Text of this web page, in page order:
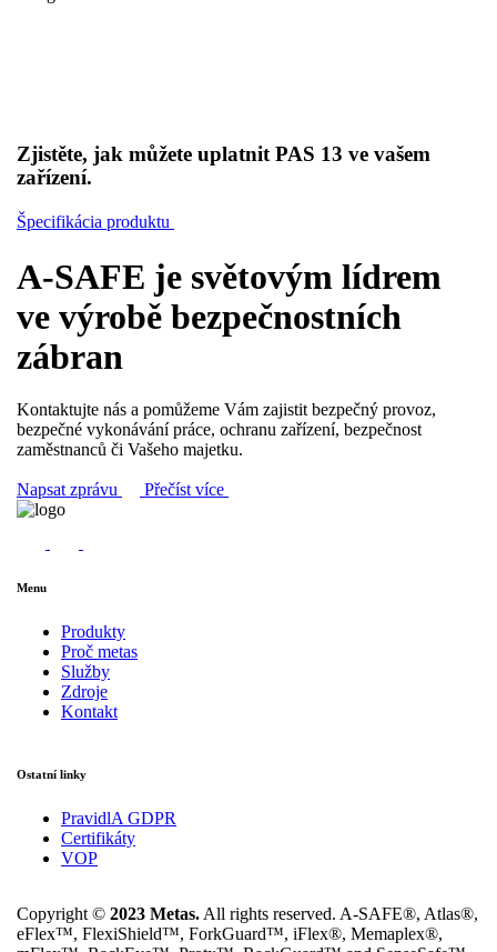
Zjistěte, jak můžete uplatnit PAS 13 ve vašem
zařízení.
Špecifikácia produktu
A-SAFE je světovým lídrem
ve výrobě bezpečnostních
zábran
Kontaktujte nás a pomůžeme Vám zajistit bezpečný provoz,
bezpečné vykonávání práce, ochranu zařízení, bezpečnost
zaměstnanců či Vašeho majetku.
Napsat zprávu Přečíst více
Menu
Produkty
Proč metas
Služby
Zdroje
Kontakt
Ostatní linky
PravidlA GDPR
Certifikáty
VOP
Copyright © 2023 Metas. All rights reserved. A-SAFE®, Atlas®,
eFlex™, FlexiShield™, ForkGuard™, iFlex®, Memaplex®,